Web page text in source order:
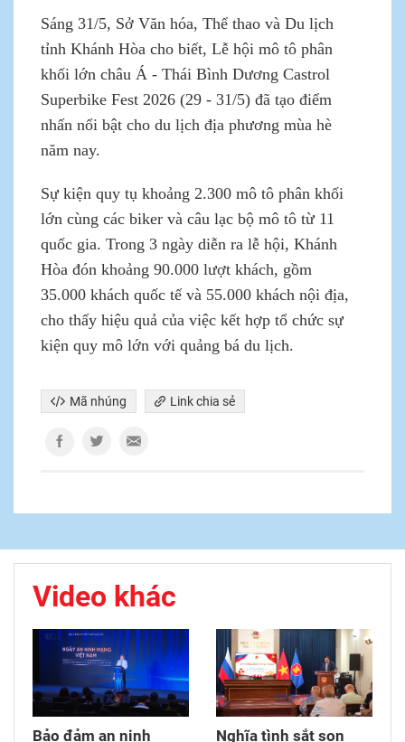
Sáng 31/5, Sở Văn hóa, Thể thao và Du lịch
tỉnh Khánh Hòa cho biết, Lễ hội mô tô phân
khối lớn châu Á - Thái Bình Dương Castrol
Superbike Fest 2026 (29 - 31/5) đã tạo điểm
nhấn nổi bật cho du lịch địa phương mùa hè
năm nay.
Sự kiện quy tụ khoảng 2.300 mô tô phân khối
lớn cùng các biker và câu lạc bộ mô tô từ 11
quốc gia. Trong 3 ngày diễn ra lễ hội, Khánh
Hòa đón khoảng 90.000 lượt khách, gồm
35.000 khách quốc tế và 55.000 khách nội địa,
cho thấy hiệu quả của việc kết hợp tổ chức sự
kiện quy mô lớn với quảng bá du lịch.
Mã nhúng Link chia sẻ
Video khác
Bảo đảm an ninh
Nghĩa tình sắt son